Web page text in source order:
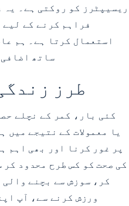
ریسیپٹرز کو روکتی ہے۔ یہ
فراہم کرنے کے لیے
استعمال کرتا ہے۔ ہم
ساتھ اضافی
طرز
کئی بار، کمر کے نچلے
یا معمولات کے نتیجے میں
پر غور کرنا اور بھی اہم
کی صحت کو کس طرح محدود
کر، سوزش سے بچنے
ورزش کرنے سے، آپ